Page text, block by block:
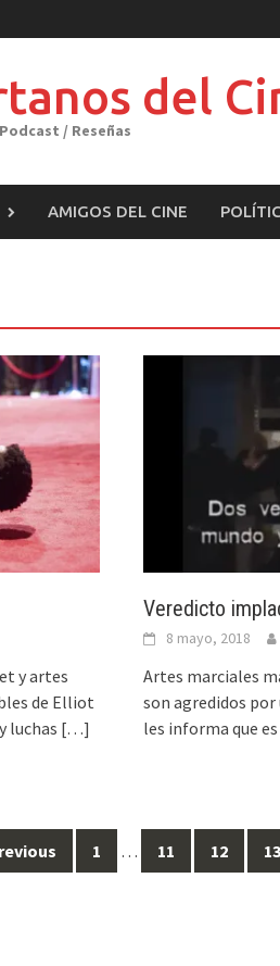
del
/ Reseñas
AMIGOS DEL CINE
y artes
de Elliot
luchas […]
Veredicto
8 mayo, 2018
Artes marciales
son agredidos
les informa que
1 … 11 12 13